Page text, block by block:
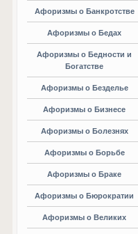
Афоризмы о Банкротстве
Афоризмы о Бедах
Афоризмы о Бедности и
Богатстве
Афоризмы о Безделье
Афоризмы о Бизнесе
Афоризмы о Болезнях
Афоризмы о Борьбе
Афоризмы о Браке
Афоризмы о Бюрократии
Афоризмы о Великих